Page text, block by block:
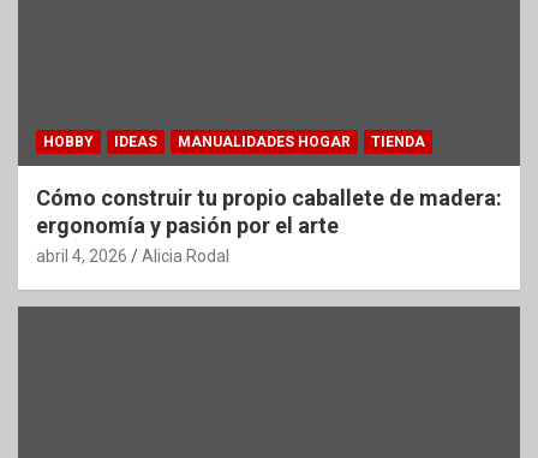
HOBBY IDEAS MANUALIDADES HOGAR TIENDA
Cómo construir tu propio caballete de madera:
ergonomía y pasión por el arte
abril 4, 2026 Alicia Rodal